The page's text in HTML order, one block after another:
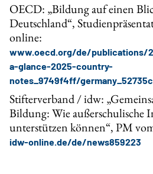
OECD: „Bildung auf einen
Deutschland“,
online:
www.oecd.org/de/publications/
a-glance-2025-country-
notes_9749f4ff/
Stifterverband / idw:
Bildung: Wie außerschulische
unterstützen können“, PM
idw-online.de/de/news859223